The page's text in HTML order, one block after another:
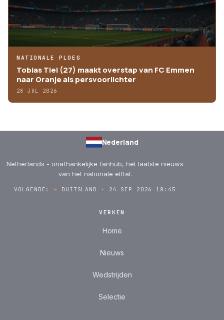
NATIONALE PLOEG
Tobias Tiel (27) maakt overstap van FC Emmen
naar Oranje als persvoorlichter
28 JUL 2026
Nederland
Netherlands - onafhankelijke fanhub, het laatste nieuws
van het nationale elftal.
VOLGENDE:→ DUITSLAND · 24 SEP 2026 18:45
VERKEN
Home
Nieuws
Wedstrijden
Selectie